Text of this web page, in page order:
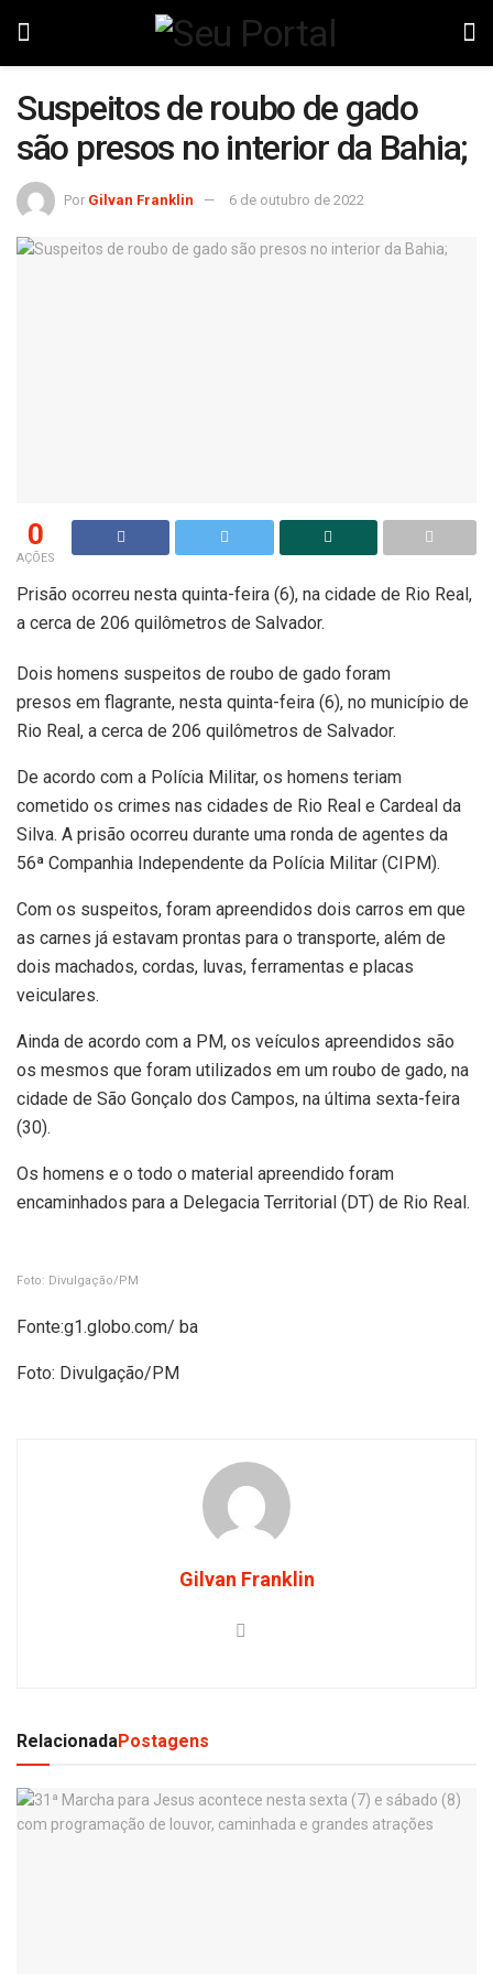
Suspeitos de roubo de gado
são presos no interior da Bahia;
Por Gilvan Franklin 6 de outubro de 2022
0
AÇÕES
Prisão ocorreu nesta quinta-feira (6), na cidade de Rio Real,
a cerca de 206 quilômetros de Salvador.
Dois homens suspeitos de roubo de gado foram
presos em flagrante, nesta quinta-feira (6), no município de
Rio Real, a cerca de 206 quilômetros de Salvador.
De acordo com a Polícia Militar, os homens teriam
cometido os crimes nas cidades de Rio Real e Cardeal da
Silva. A prisão ocorreu durante uma ronda de agentes da
56ª Companhia Independente da Polícia Militar (CIPM).
Com os suspeitos, foram apreendidos dois carros em que
as carnes já estavam prontas para o transporte, além de
dois machados, cordas, luvas, ferramentas e placas
veiculares.
Ainda de acordo com a PM, os veículos apreendidos são
os mesmos que foram utilizados em um roubo de gado, na
cidade de São Gonçalo dos Campos, na última sexta-feira
(30).
Os homens e o todo o material apreendido foram
encaminhados para a Delegacia Territorial (DT) de Rio Real.
Foto: Divulgação/PM
Fonte:g1.globo.com/ ba
Foto: Divulgação/PM
Gilvan Franklin
RelacionadaPostagens